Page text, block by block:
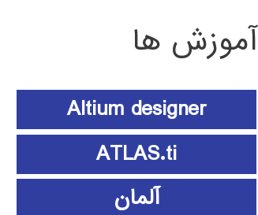
آموزش ها
Altium designer
ATLAS.ti
آلمان